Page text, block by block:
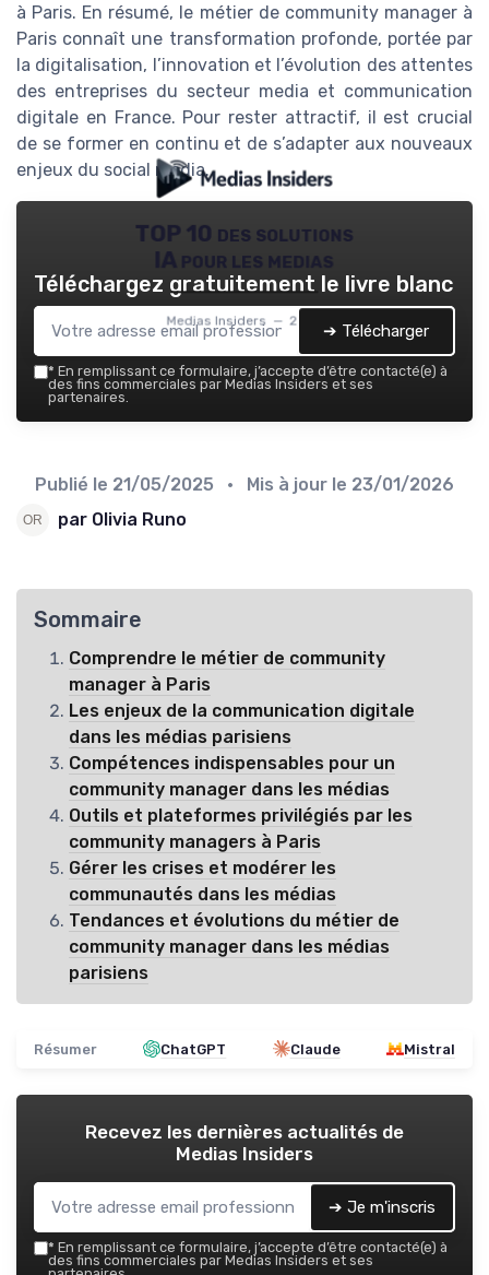
à Paris. En résumé, le métier de community manager à
Paris connaît une transformation profonde, portée par
la digitalisation, l’innovation et l’évolution des attentes
des entreprises du secteur media et communication
digitale en France. Pour rester attractif, il est crucial
de se former en continu et de s’adapter aux nouveaux
enjeux du social media.
TOP 10 des solutions
IA pour les medias
Medias Insiders — 2026
Téléchargez gratuitement le livre blanc
➔ Télécharger
* En remplissant ce formulaire, j’accepte d’être contacté(e) à
des fins commerciales par Medias Insiders et ses
partenaires.
Publié le 21/05/2025 • Mis à jour le 23/01/2026
par Olivia Runo
Sommaire
Comprendre le métier de community
manager à Paris
Les enjeux de la communication digitale
dans les médias parisiens
Compétences indispensables pour un
community manager dans les médias
Outils et plateformes privilégiés par les
community managers à Paris
Gérer les crises et modérer les
communautés dans les médias
Tendances et évolutions du métier de
community manager dans les médias
parisiens
Résumer ChatGPT Claude Mistral
Recevez les dernières actualités de
Medias Insiders
➔ Je m'inscris
* En remplissant ce formulaire, j’accepte d’être contacté(e) à
des fins commerciales par Medias Insiders et ses